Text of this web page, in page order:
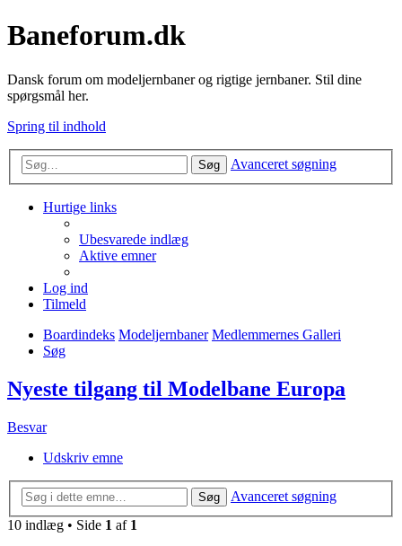
Baneforum.dk
Dansk forum om modeljernbaner og rigtige jernbaner. Stil dine
spørgsmål her.
Spring til indhold
Søg Avanceret søgning
Hurtige links
Ubesvarede indlæg
Aktive emner
Log ind
Tilmeld
Boardindeks Modeljernbaner Medlemmernes Galleri
Søg
Nyeste tilgang til Modelbane Europa
Besvar
Udskriv emne
Søg
Avanceret søgning
10 indlæg • Side 1 af 1